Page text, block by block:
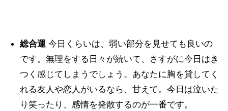
総合運今日くらいは、弱い部分を見せても良いの
です。無理をする日々が続いて、さすがに今日はき
つく感じてしまうでしょう。あなたに胸を貸してく
れる友人や恋人がいるなら、甘えて。今日は泣いた
り笑ったり、感情を発散するのが一番です。